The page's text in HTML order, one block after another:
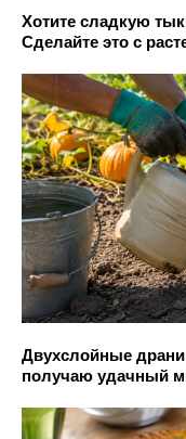
Хотите сладкую
Сделайте это с
Двухслойные
получаю удачный